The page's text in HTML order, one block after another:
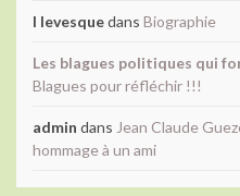
l levesquedans Biographie
Les blagues politiques qui
Blagues pour réfléchir !!!
admin dans Jean Claude
hommage à un ami